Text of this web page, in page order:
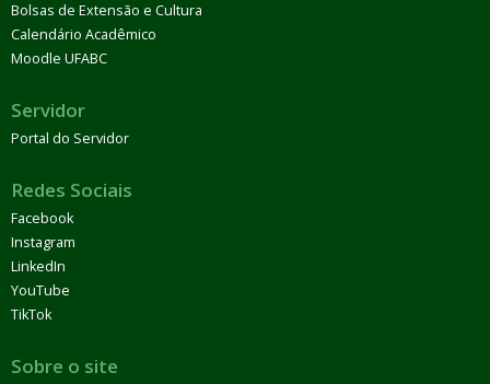
Bolsas de Extensão e Cultura
Calendário Acadêmico
Moodle UFABC
Servidor
Portal do Servidor
Redes Sociais
Facebook
Instagram
LinkedIn
YouTube
TikTok
Sobre o site